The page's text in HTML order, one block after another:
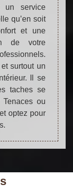
un service
qu’en soit
et une
de votre
surtout un
Il se
taches se
ou
optez pour